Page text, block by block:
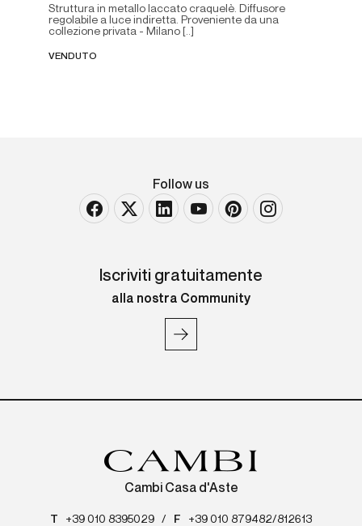
Struttura in metallo laccato craquelè. Diffusore
regolabile a luce indiretta. Proveniente da una
collezione privata - Milano [..]
VENDUTO
Follow us
Iscriviti gratuitamente
alla nostra Community
Cambi Casa d'Aste
T +39 010 8395029 / F
+39 010 879482/812613